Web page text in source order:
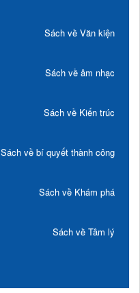
Sách về Văn kiện
Sách về âm nhạc
Sách về Kiến trúc
Sách về bí quyết thành công
Sách về Khám phá
Sách về Tâm lý